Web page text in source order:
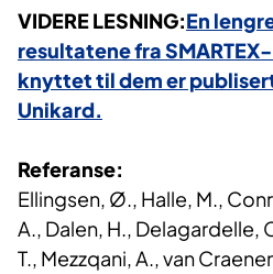
VIDERE LESNING:En
resultatene fra
knyttet til dem er
Unikard.
Referanse:
Ellingsen, Ø., Halle, M.,
A., Dalen, H., Delagardelle,
T., Mezzqani, A., van